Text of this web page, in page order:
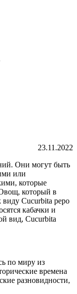
23.11.2022
Они могут быть
или
которые
который в
Cucurbita pepo
кабачки и
вид, Cucurbita
по миру из
времена
разновидности,